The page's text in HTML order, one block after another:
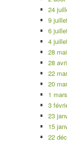
24
9
6
4
28
28
22
20
1
3
23
15
22